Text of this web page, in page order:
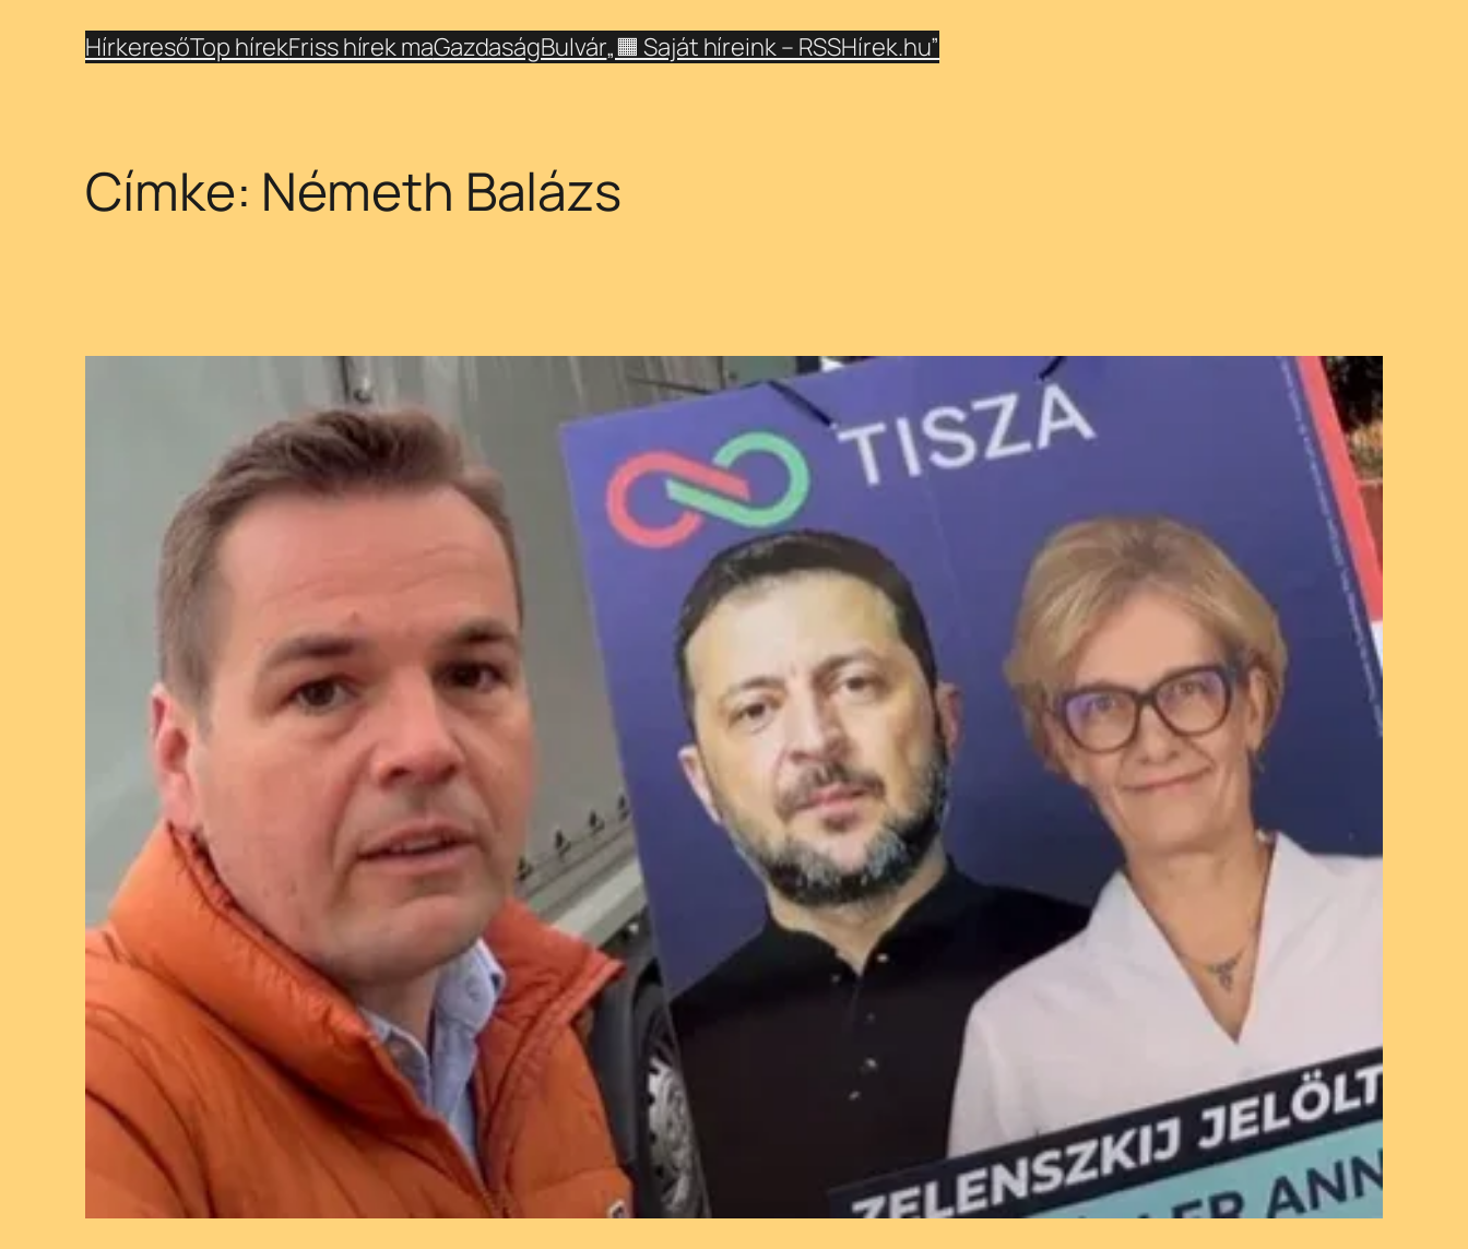
HírkeresőTop hírekFriss hírek maGazdaságBulvár„🟧 Saját híreink – RSSHírek.hu”
Címke: Németh Balázs